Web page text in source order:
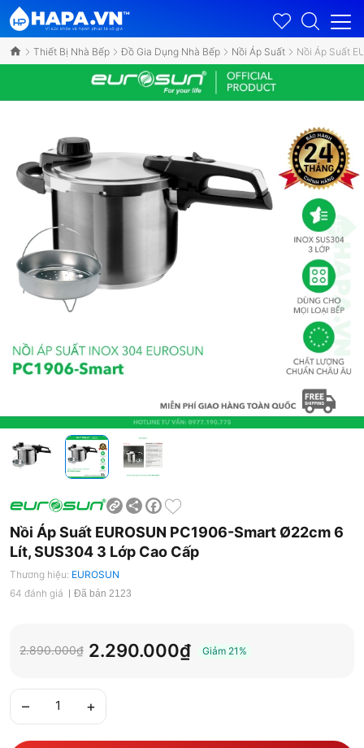
Thiết Bị Nhà Bếp Đồ Gia Dụng Nhà Bếp Nồi Áp Suất Nồi Áp Suất
ShareFacebook
Nồi Áp Suất EUROSUN PC1906-Smart Ø22cm 6
Lít, SUS304 3 Lớp Cao Cấp
Thương hiệu: EUROSUN
64 đánh giá
Đã bán 2123
2.890.000₫ 2.290.000₫ Giảm 21%
– +